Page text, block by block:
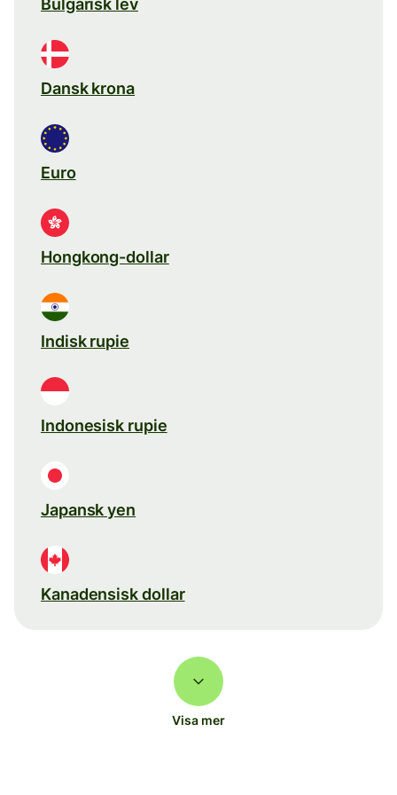
Bulgarisk lev
Dansk krona
Euro
Hongkong-dollar
Indisk rupie
Indonesisk rupie
Japansk yen
Kanadensisk dollar
Visa mer